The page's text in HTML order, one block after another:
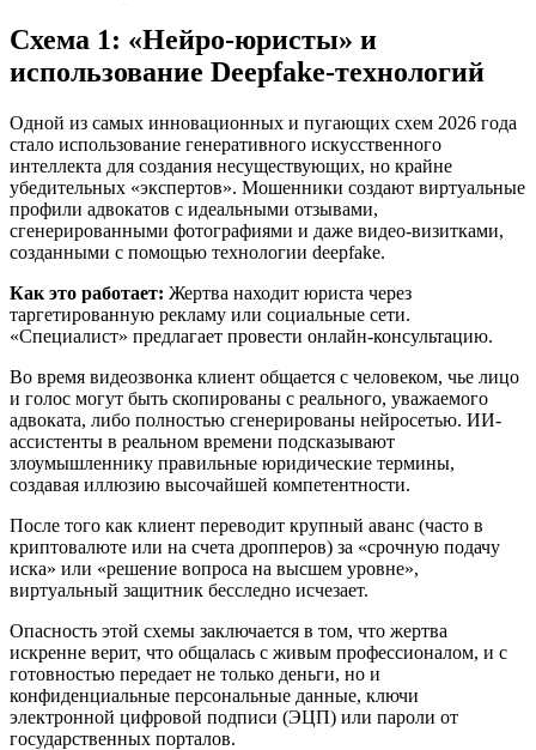
Схема 1: «Нейро-юристы» и
использование Deepfake-технологий
Одной из самых инновационных и пугающих схем 2026 года
стало использование генеративного искусственного
интеллекта для создания несуществующих, но крайне
убедительных «экспертов». Мошенники создают виртуальные
профили адвокатов с идеальными отзывами,
сгенерированными фотографиями и даже видео-визитками,
созданными с помощью технологии deepfake.
Как это работает: Жертва находит юриста через
таргетированную рекламу или социальные сети.
«Специалист» предлагает провести онлайн-консультацию.
Во время видеозвонка клиент общается с человеком, чье лицо
и голос могут быть скопированы с реального, уважаемого
адвоката, либо полностью сгенерированы нейросетью. ИИ-
ассистенты в реальном времени подсказывают
злоумышленнику правильные юридические термины,
создавая иллюзию высочайшей компетентности.
После того как клиент переводит крупный аванс (часто в
криптовалюте или на счета дропперов) за «срочную подачу
иска» или «решение вопроса на высшем уровне»,
виртуальный защитник бесследно исчезает.
Опасность этой схемы заключается в том, что жертва
искренне верит, что общалась с живым профессионалом, и с
готовностью передает не только деньги, но и
конфиденциальные персональные данные, ключи
электронной цифровой подписи (ЭЦП) или пароли от
государственных порталов.